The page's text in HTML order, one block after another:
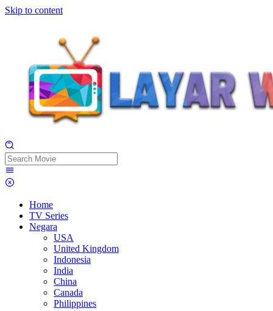
Skip to content
Home
TV Series
Negara
USA
United Kingdom
Indonesia
India
China
Canada
Philippines